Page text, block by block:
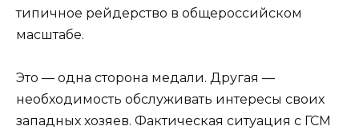
типичное рейдерство в общероссийском
масштабе.
Это — одна сторона медали. Другая —
необходимость обслуживать интересы своих
западных хозяев. Фактическая ситуация с ГСМ